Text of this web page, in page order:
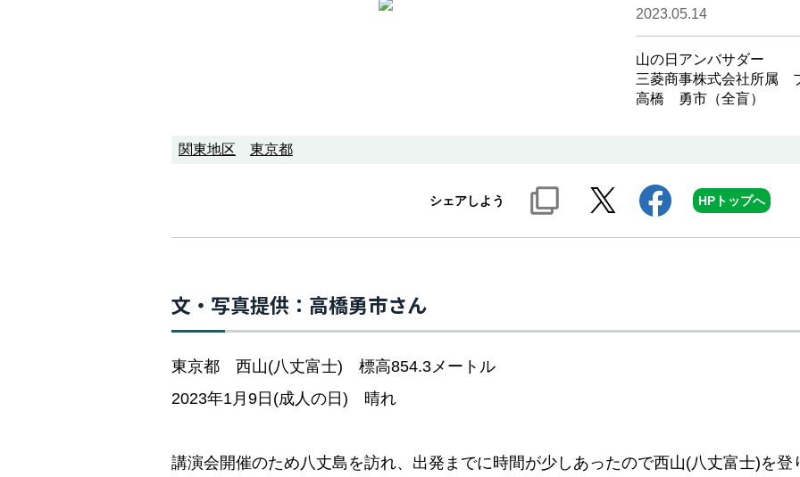
2023.05.14
山の日アンバサダー
三菱商事株式会社所属
高橋 勇市（全盲）
関東地区 東京都
シェアしよう HPトップへ
文・写真提供：高橋勇市さん
東京都 西山(八丈富士) 標高854.3メートル
2023年1月9日(成人の日) 晴れ
講演会開催のため八丈島を訪れ、出発までに時間が少しあったので西山(八丈富士)を登